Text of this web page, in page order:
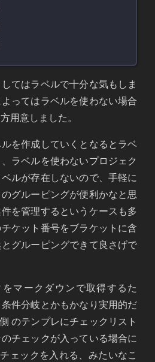
てはラベルで十分な気もしま
ってはラベルを使わない場合
用意しました。
を作成していくとなるとラベ
ラベルを使わないプロジェク
ルが存在しないので、手軽に
グルーピングが便利かなと思
を管理するというケースも多
ケット番号をブラケットに含
グルーピングできて良さげで
マークダウンで取得するた
件分岐とかもかなり実用的だ
のテンプレにチェックリスト
チェックが入っている場合に
ェックを入れる、みたいなこ